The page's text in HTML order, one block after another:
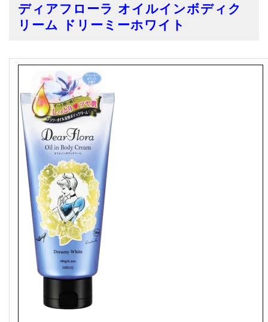
ディアフローラ オイルインボディク
リーム ドリーミーホワイト